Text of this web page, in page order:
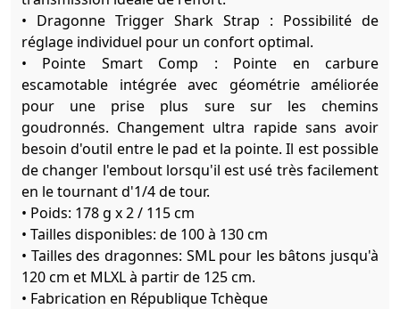
• Dragonne Trigger Shark Strap : Possibilité de
réglage individuel pour un confort optimal.
• Pointe Smart Comp : Pointe en carbure
escamotable intégrée avec géométrie améliorée
pour une prise plus sure sur les chemins
goudronnés. Changement ultra rapide sans avoir
besoin d'outil entre le pad et la pointe. Il est possible
de changer l'embout lorsqu'il est usé très facilement
en le tournant d'1/4 de tour.
• Poids: 178 g x 2 / 115 cm
• Tailles disponibles: de 100 à 130 cm
• Tailles des dragonnes: SML pour les bâtons jusqu'à
120 cm et MLXL à partir de 125 cm.
• Fabrication en République Tchèque